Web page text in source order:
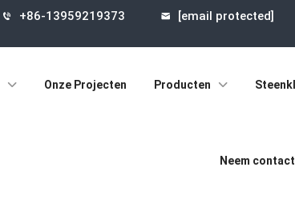
+86-13959219373 [email protected]
Onze Projecten Producten
Neem